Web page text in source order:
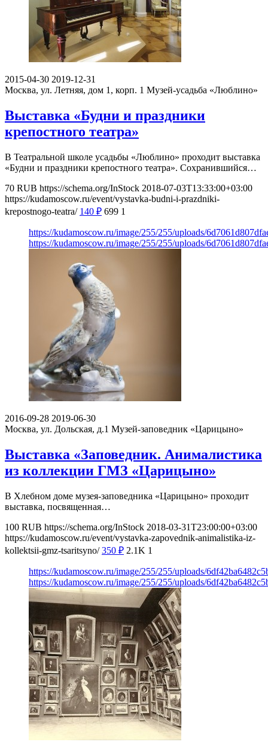
2015-04-30 2019-12-31
Москва, ул. Летняя, дом 1, корп. 1 Музей-усадьба «Люблино»
Выставка «Будни и праздники
крепостного театра»
В Театральной школе усадьбы «Люблино» проходит выставка
«Будни и праздники крепостного театра». Сохранившийся…
70 RUB https://schema.org/InStock 2018-07-03T13:33:00+03:00
https://kudamoscow.ru/event/vystavka-budni-i-prazdniki-
krepostnogo-teatra/ 140 ₽ 699 1
https://kudamoscow.ru/image/255/255/uploads/
https://kudamoscow.ru/image/255/255/uploads/
2016-09-28 2019-06-30
Москва, ул. Дольская, д.1 Музей-заповедник «Царицыно»
Выставка «Заповедник. Анималистика
из коллекции ГМЗ «Царицыно»
В Хлебном доме музея-заповедника «Царицыно» проходит
выставка, посвященная…
100 RUB https://schema.org/InStock 2018-03-31T23:00:00+03:00
https://kudamoscow.ru/event/vystavka-zapovednik-animalistika-iz-
kollektsii-gmz-tsaritsyno/ 350 ₽ 2.1K 1
https://kudamoscow.ru/image/255/255/uploads/
https://kudamoscow.ru/image/255/255/uploads/